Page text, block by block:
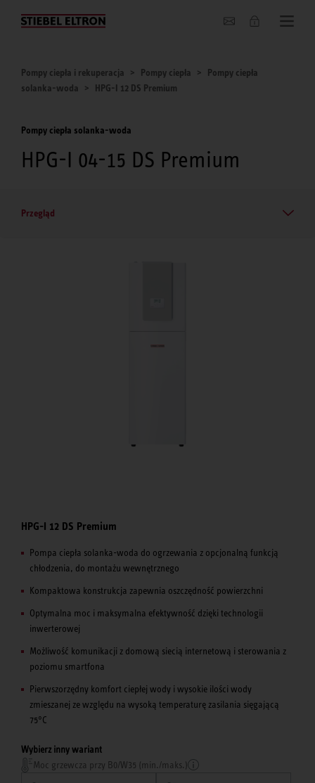
O nas
Pompy ciepła i rekuperacja Pompy ciepła
Pompy ciepła
solanka-woda
HPG-I 12 DS Premium
Pompy ciepła solanka-woda
HPG-I 04-15 DS Premium
Przegląd
HPG-I 12 DS Premium
Pompa ciepła solanka-woda do ogrzewania z opcjonalną funkcją
chłodzenia, do montażu wewnętrznego
Kompaktowa konstrukcja zapewnia oszczędność powierzchni
Optymalna moc i maksymalna efektywność dzięki technologii
inwerterowej
Możliwość komunikacji z domową siecią internetową i sterowania z
poziomu smartfona
Pierwszorzędny komfort ciepłej wody i wysokie ilości wody
zmieszanej ze względu na wysoką temperaturę zasilania sięgającą
75°C
Wybierz inny wariant
Moc grzewcza przy B0/W35 (min./maks.)